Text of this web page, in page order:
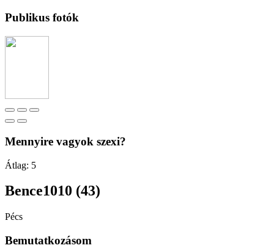
Publikus fotók
Mennyire vagyok szexi?
Átlag: 5
Bence1010 (43)
Pécs
Bemutatkozásom